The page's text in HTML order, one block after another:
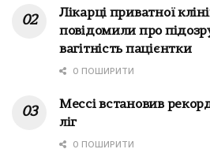
Лікарці приватної
повідомили про
вагітність пацієнтки
0 ПОШИРИТИ
Мессі встановив
ліг
0 ПОШИРИТИ